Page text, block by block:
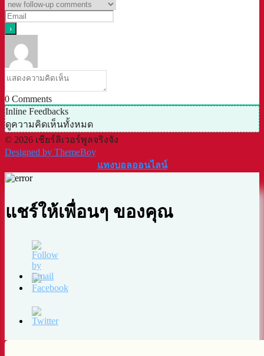
0 Comments
Inline Feedbacks
ดูความคิดเห็นทั้งหมด
© 2026 เชียร์ลิเวอร์พูลจริงจัง
Designed by ThemeBoy
แทงบอลออนไลน์
แชร์ให้เพื่อนๆ ของคุณ